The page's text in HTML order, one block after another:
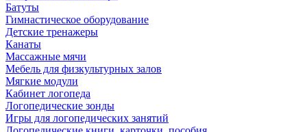
Батуты
Гимнастическое оборудование
Детские тренажеры
Канаты
Массажные мячи
Мебель для физкультурных залов
Мягкие модули
Кабинет логопеда
Логопедические зонды
Игры для логопедических занятий